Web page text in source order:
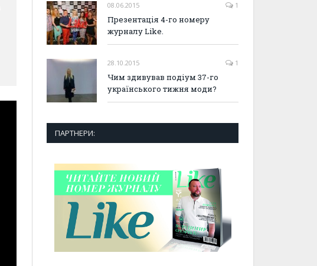
08.06.2015 1
Презентація 4-го номеру
журналу Like.
28.10.2015 1
Чим здивував подіум 37-го
українського тижня моди?
ПАРТНЕРИ: